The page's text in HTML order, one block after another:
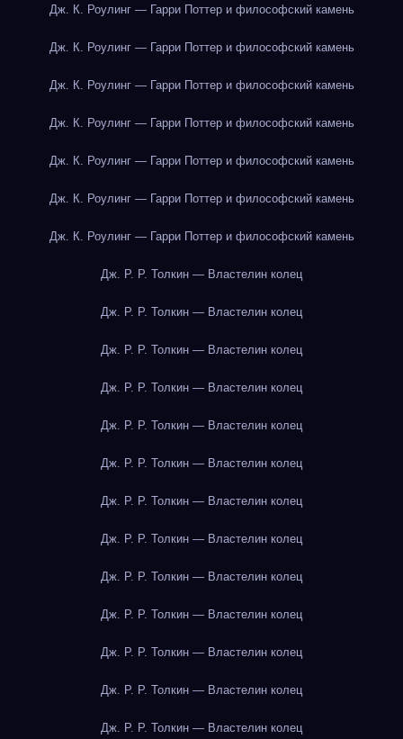
Дж. К. Роулинг — Гарри Поттер и философский камень
Дж. К. Роулинг — Гарри Поттер и философский камень
Дж. К. Роулинг — Гарри Поттер и философский камень
Дж. К. Роулинг — Гарри Поттер и философский камень
Дж. К. Роулинг — Гарри Поттер и философский камень
Дж. К. Роулинг — Гарри Поттер и философский камень
Дж. К. Роулинг — Гарри Поттер и философский камень
Дж. Р. Р. Толкин — Властелин колец
Дж. Р. Р. Толкин — Властелин колец
Дж. Р. Р. Толкин — Властелин колец
Дж. Р. Р. Толкин — Властелин колец
Дж. Р. Р. Толкин — Властелин колец
Дж. Р. Р. Толкин — Властелин колец
Дж. Р. Р. Толкин — Властелин колец
Дж. Р. Р. Толкин — Властелин колец
Дж. Р. Р. Толкин — Властелин колец
Дж. Р. Р. Толкин — Властелин колец
Дж. Р. Р. Толкин — Властелин колец
Дж. Р. Р. Толкин — Властелин колец
Дж. Р. Р. Толкин — Властелин колец